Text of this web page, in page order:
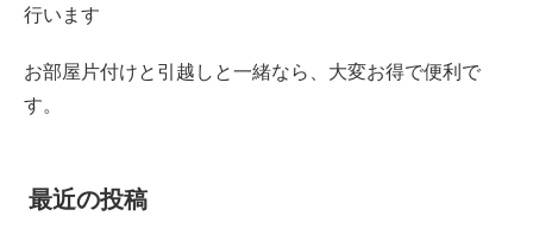
行います
お部屋片付けと引越しと一緒なら、大変お得で便利で
す。
最近の投稿